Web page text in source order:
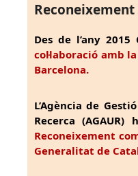
Reconeixement
Des de l’any
col·laboració amb
Barcelona.
L’Agència de
Recerca
Reconeixement
Generalitat de